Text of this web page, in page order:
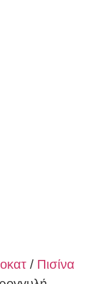
/ Πισίνα